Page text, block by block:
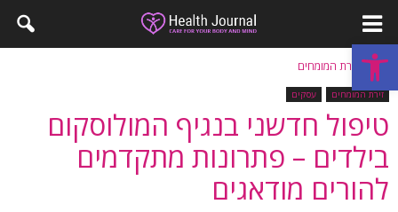
פתח סרגל נגישות
בית זירת המומחים
זירת המומחים עסקים
טיפול חדשני בנגיף המולוסקום
בילדים – פתרונות מתקדמים
להורים מודאגים